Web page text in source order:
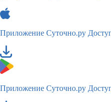
Приложение Суточно.ру
Приложение Суточно.ру